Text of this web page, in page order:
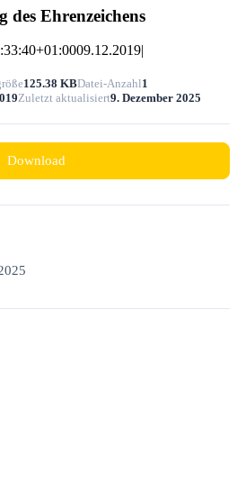
Ehrenzeichens
09.12.2019|
125.38 KBDatei-Anzahl1
Zuletzt aktualisiert9. Dezember 2025
Download